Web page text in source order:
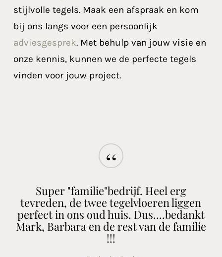
stijlvolle tegels. Maak een afspraak en kom
bij ons langs voor een persoonlijk
adviesgesprek. Met behulp van jouw visie en
onze kennis, kunnen we de perfecte tegels
vinden voor jouw project.
“
Super "familie"bedrijf. Heel erg
tevreden, de twee tegelvloeren liggen
perfect in ons oud huis. Dus....bedankt
Mark, Barbara en de rest van de familie
!!!